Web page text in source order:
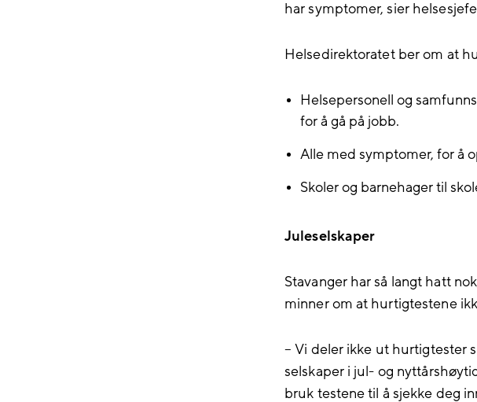
har symptomer, sier
Helsedirektoratet ber om at
Helsepersonell og
for å gå på jobb.
Alle med symptomer, for å
Skoler og barnehager til
Juleselskaper
Stavanger har så langt hatt
minner om at hurtigtestene
– Vi deler ikke ut hurtigtester
selskaper i jul- og
bruk testene til å sjekke deg